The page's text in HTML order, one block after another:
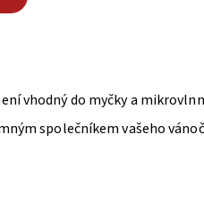
vhodný do myčky a
společníkem vašeho